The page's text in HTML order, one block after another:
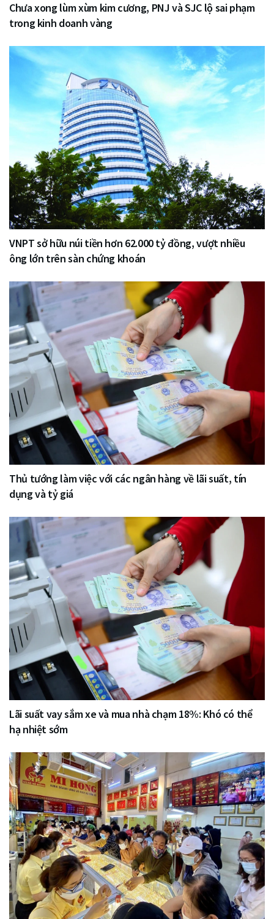
Chưa xong lùm xùm kim cương, PNJ và SJC lộ sai phạm
trong kinh doanh vàng
VNPT sở hữu núi tiền hơn 62.000 tỷ đồng, vượt nhiều
ông lớn trên sàn chứng khoán
Thủ tướng làm việc với các ngân hàng về lãi suất, tín
dụng và tỷ giá
Lãi suất vay sắm xe và mua nhà chạm 18%: Khó có thể
hạ nhiệt sớm